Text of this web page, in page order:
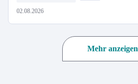
02.08.2026
Mehr anzeigen